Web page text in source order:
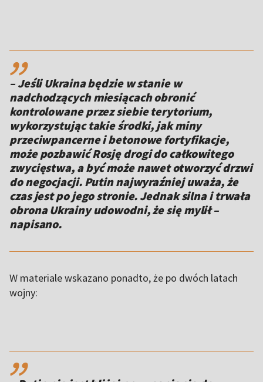
,,
– Jeśli Ukraina będzie w stanie w
nadchodzących miesiącach obronić
kontrolowane przez siebie terytorium,
wykorzystując takie środki, jak miny
przeciwpancerne i betonowe fortyfikacje,
może pozbawić Rosję drogi do całkowitego
zwycięstwa, a być może nawet otworzyć drzwi
do negocjacji. Putin najwyraźniej uważa, że
czas jest po jego stronie. Jednak silna i trwała
obrona Ukrainy udowodni, że się mylił –
napisano.
W materiale wskazano ponadto, że po dwóch latach
wojny:
,,